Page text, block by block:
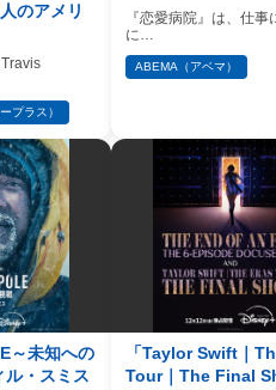
のアメリ
プラス）
『恋愛病院』は、仕事
に…
ABEMA（アベマ）
～未知への
ル・スミス
「Taylor Swift｜
Tour｜The Final